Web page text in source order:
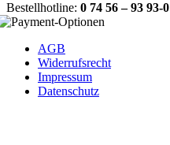
Bestellhotline: 0 74 56 – 93 93-0
AGB
Widerrufsrecht
Impressum
Datenschutz